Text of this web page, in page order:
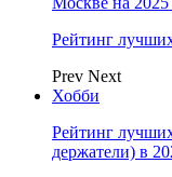
Рейтинг
Prev Next
Хобби
Рейтинг
держатели) в